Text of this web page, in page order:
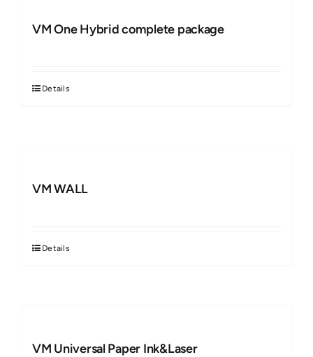
VM One Hybrid complete package
Details
VM WALL
Details
VM Universal Paper Ink&Laser